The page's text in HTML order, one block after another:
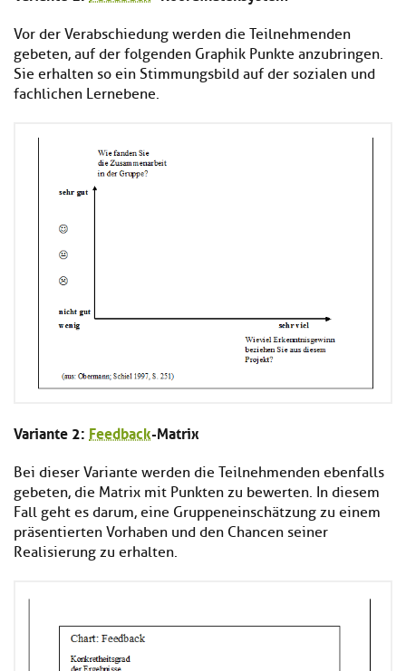
Vor der Verabschiedung werden die Teilnehmenden
gebeten, auf der folgenden Graphik Punkte anzubringen.
Sie erhalten so ein Stimmungsbild auf der sozialen und
fachlichen Lernebene.
Variante 2: Feedback-Matrix
Bei dieser Variante werden die Teilnehmenden ebenfalls
gebeten, die Matrix mit Punkten zu bewerten. In diesem
Fall geht es darum, eine Gruppeneinschätzung zu einem
präsentierten Vorhaben und den Chancen seiner
Realisierung zu erhalten.